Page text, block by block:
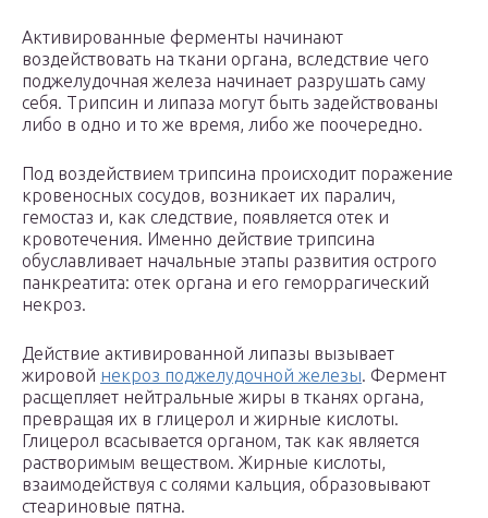
Активированные ферменты начинают
воздействовать на ткани органа, вследствие чего
поджелудочная железа начинает разрушать саму
себя. Трипсин и липаза могут быть задействованы
либо в одно и то же время, либо же поочередно.
Под воздействием трипсина происходит поражение
кровеносных сосудов, возникает их паралич,
гемостаз и, как следствие, появляется отек и
кровотечения. Именно действие трипсина
обуславливает начальные этапы развития острого
панкреатита: отек органа и его геморрагический
некроз.
Действие активированной липазы вызывает
жировой некроз поджелудочной железы. Фермент
расщепляет нейтральные жиры в тканях органа,
превращая их в глицерол и жирные кислоты.
Глицерол всасывается органом, так как является
растворимым веществом. Жирные кислоты,
взаимодействуя с солями кальция, образовывают
стеариновые пятна.